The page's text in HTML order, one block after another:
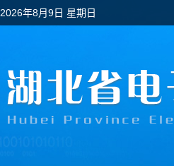
2026年8月9日 星期日